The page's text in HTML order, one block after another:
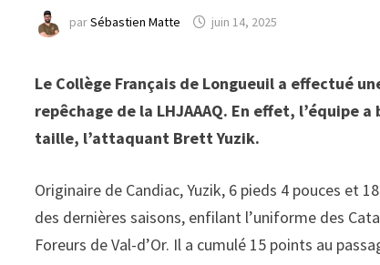
parSébastien Matte juin 14, 2025
Le Collège Français de Longueuil a effectué
repêchage de la LHJAAAQ. En effet, l’équipe
taille, l’attaquant Brett Yuzik.
Originaire de Candiac, Yuzik, 6 pieds 4 pouces et
des dernières saisons, enfilant l’uniforme des
Foreurs de Val-d’Or. Il a cumulé 15 points au